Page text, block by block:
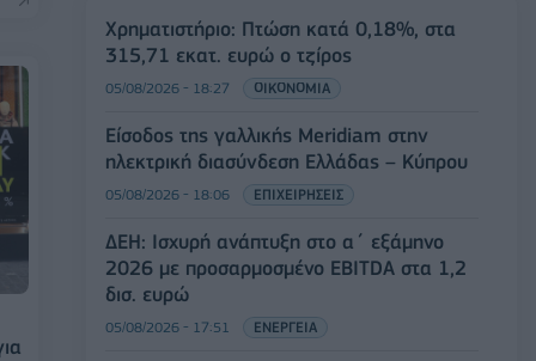
Χρηματιστήριο: Πτώση κατά 0,18%, στα
315,71 εκατ. ευρώ ο τζίρος
05/08/2026 - 18:27 ΟΙΚΟΝΟΜΙΑ
Είσοδος της γαλλικής Meridiam στην
ηλεκτρική διασύνδεση Ελλάδας – Κύπρου
05/08/2026 - 18:06 ΕΠΙΧΕΙΡΗΣΕΙΣ
ΔΕΗ: Ισχυρή ανάπτυξη στο α΄ εξάμηνο
2026 με προσαρμοσμένο EBITDA στα 1,2
δισ. ευρώ
05/08/2026 - 17:51 ΕΝΕΡΓΕΙΑ